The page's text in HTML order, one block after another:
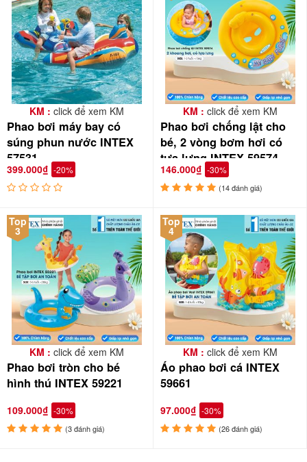
Hướng dẫn cách bơm van 1 chiều của phao bơi INTEX
KM : click để xem KM
Phao bơi máy bay có
súng phun nước INTEX
57531
399.000₫ -20%
KM : click để xem KM
Phao bơi chống lật cho
bé, 2 vòng bơm hơi có
tựa lưng INTEX 59574
146.000₫ -30%
(14 đánh giá)
Top
3
KM : click để xem KM
Phao bơi tròn cho bé
hình thú INTEX 59221
109.000₫ -30%
(3 đánh giá)
Top
4
KM : click để xem KM
Áo phao bơi cá INTEX
59661
97.000₫ -30%
(26 đánh giá)